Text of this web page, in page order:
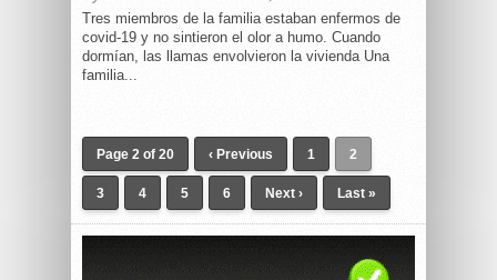
Tres miembros de la familia estaban enfermos de
covid-19 y no sintieron el olor a humo. Cuando
dormían, las llamas envolvieron la vivienda Una
familia...
Page 2 of 20 ‹ Previous 1 2
3 4 5 6 Next › Last »